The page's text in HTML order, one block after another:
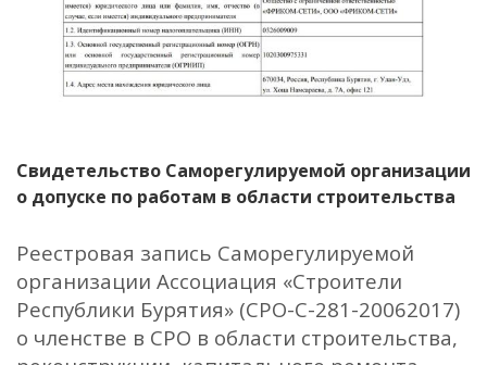
Свидетельство Саморегулируемой организации
о допуске по работам в области строительства
Реестровая запись Саморегулируемой
организации Ассоциация «Строители
Республики Бурятия» (СРО-С-281-20062017)
о членстве в СРО в области строительства,